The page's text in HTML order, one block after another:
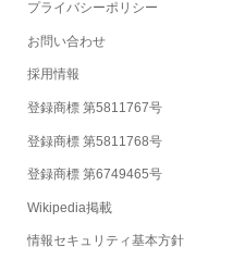
プライバシーポリシー
お問い合わせ
採用情報
登録商標 第5811767号
登録商標 第5811768号
登録商標 第6749465号
Wikipedia掲載
情報セキュリティ基本方針